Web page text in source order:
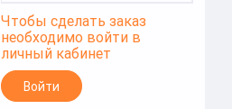
Чтобы сделать заказ
необходимо войти в
личный кабинет
Войти